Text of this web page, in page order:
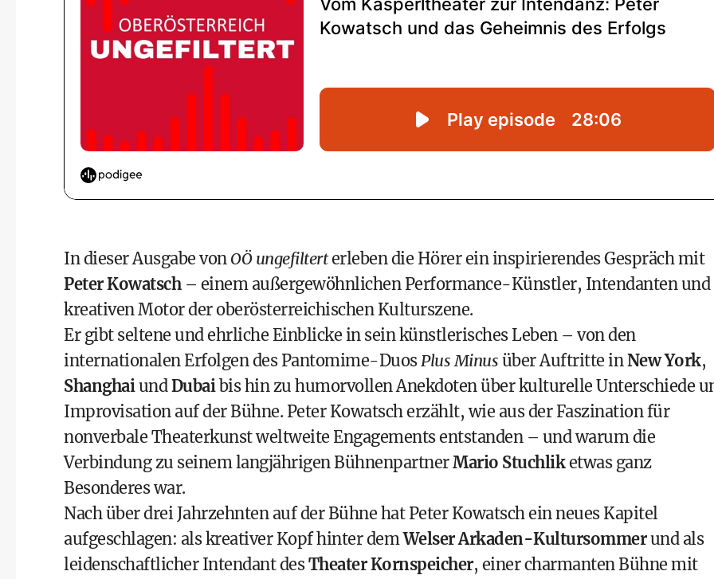
In dieser Ausgabe von OÖ ungefilterterleben die Hörer ein inspirierendes Gespräch mit
Peter Kowatsch– einem außergewöhnlichen Performance-Künstler, Intendanten und
kreativen Motor der oberösterreichischen Kulturszene.
Er gibt seltene und ehrliche Einblicke in sein künstlerisches Leben – von den
internationalen Erfolgen des Pantomime-DuosPlus Minus über Auftritte inNew York,
ShanghaiundDubaibis hin zu humorvollen Anekdoten über kulturelle Unterschiede
Improvisation auf der Bühne. Peter Kowatsch erzählt, wie aus der Faszination für
nonverbale Theaterkunst weltweite Engagements entstanden – und warum die
Verbindung zu seinem langjährigen BühnenpartnerMario Stuchliketwas ganz
Besonderes war.
Nach über drei Jahrzehnten auf der Bühne hat Peter Kowatsch ein neues Kapitel
aufgeschlagen: als kreativer Kopf hinter demWelser Arkaden-Kultursommerund als
leidenschaftlicher Intendant desTheater Kornspeicher, einer charmanten Bühne mit